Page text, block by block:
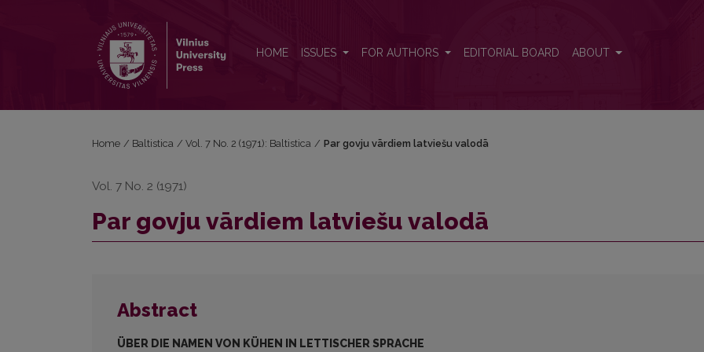
HOME ISSUES FOR AUTHORS EDITORIAL BOARD ABOUT
Home / Baltistica / Vol. 7 No. 2 (1971): Baltistica / Par govju vārdiem latviešu valodā
Vol. 7 No. 2 (1971)
Par govju vārdiem latviešu valodā
Abstract
ÜBER DIE NAMEN VON KÜHEN IN LETTISCHER SPRACHE